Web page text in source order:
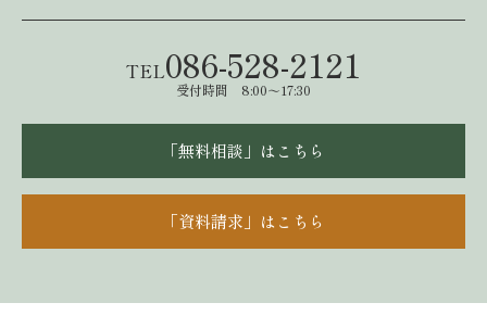
TEL086-528-2121
受付時間 8:00～17:30
「無料相談」はこちら
「資料請求」はこちら